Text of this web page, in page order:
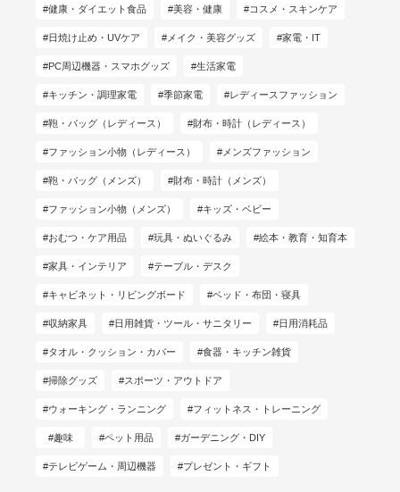
健康・ダイエット食品 美容・健康 コスメ・スキンケア
日焼け止め・UVケア メイク・美容グッズ 家電・IT
PC周辺機器・スマホグッズ 生活家電
キッチン・調理家電 季節家電 レディースファッション
鞄・バッグ（レディース） 財布・時計（レディース）
ファッション小物（レディース） メンズファッション
鞄・バッグ（メンズ） 財布・時計（メンズ）
ファッション小物（メンズ） キッズ・ベビー
おむつ・ケア用品 玩具・ぬいぐるみ 絵本・教育・知育本
家具・インテリア テーブル・デスク
キャビネット・リビングボード ベッド・布団・寝具
収納家具 日用雑貨・ツール・サニタリー 日用消耗品
タオル・クッション・カバー 食器・キッチン雑貨
掃除グッズ スポーツ・アウトドア
ウォーキング・ランニング フィットネス・トレーニング
趣味 ペット用品 ガーデニング・DIY
テレビゲーム・周辺機器 プレゼント・ギフト